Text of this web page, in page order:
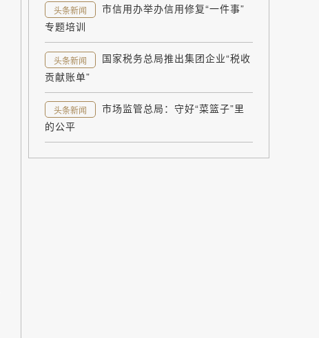
头条新闻
市信用办举办信用修复“一件事”
专题培训
头条新闻
国家税务总局推出集团企业“税收
贡献账单”
头条新闻
市场监管总局：守好“菜篮子”里
的公平